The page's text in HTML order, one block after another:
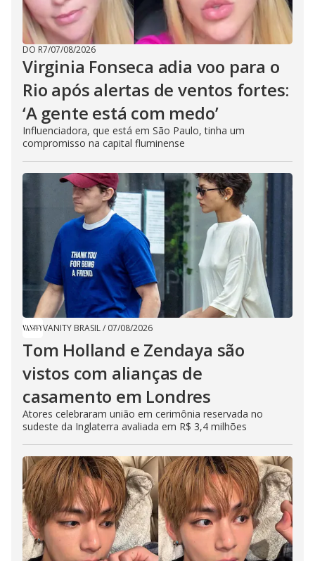
DO R7/07/08/2026
Virginia Fonseca adia voo para o
Rio após alertas de ventos fortes:
‘A gente está com medo’
Influenciadora, que está em São Paulo, tinha um
compromisso na capital fluminense
VANITY BRASIL/ 07/08/2026
Tom Holland e Zendaya são
vistos com alianças de
casamento em Londres
Atores celebraram união em cerimônia reservada no
sudeste da Inglaterra avaliada em R$ 3,4 milhões